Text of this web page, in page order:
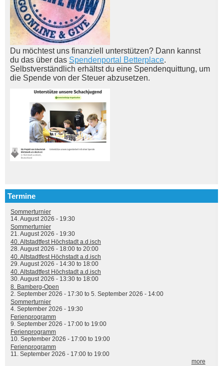
Du möchtest uns finanziell unterstützen? Dann kannst
du das über das Spendenportal Betterplace.
Selbstverständlich erhältst du eine Spendenquittung, um
die Spende von der Steuer abzusetzen.
Termine
Sommerturnier
14. August 2026 - 19:30
Sommerturnier
21. August 2026 - 19:30
40. Altstadtfest Höchstadt a.d.isch
28. August 2026 - 18:00 to 20:00
40. Altstadtfest Höchstadt a.d.isch
29. August 2026 - 14:30 to 18:00
40. Altstadtfest Höchstadt a.d.isch
30. August 2026 - 13:30 to 18:00
8. Bamberg-Open
2. September 2026 - 17:30 to 5. September 2026 - 14:00
Sommerturnier
4. September 2026 - 19:30
Ferienprogramm
9. September 2026 - 17:00 to 19:00
Ferienprogramm
10. September 2026 - 17:00 to 19:00
Ferienprogramm
11. September 2026 - 17:00 to 19:00
more